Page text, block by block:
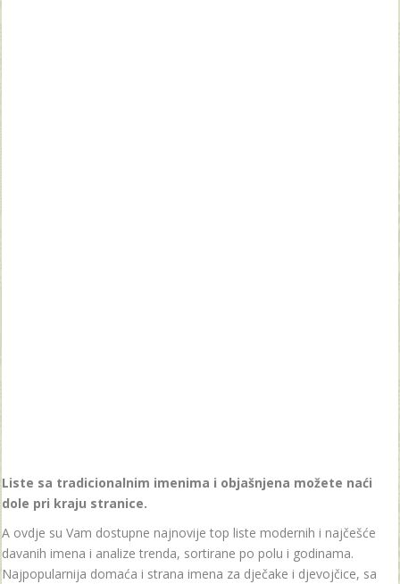
Liste sa tradicionalnim imenima i objašnjena možete naći
dole pri kraju stranice.
A ovdje su Vam dostupne najnovije top liste modernih i najčešće
davanih imena i analize trenda, sortirane po polu i godinama.
Najpopularnija domaća i strana imena za dječake i djevojčice, sa